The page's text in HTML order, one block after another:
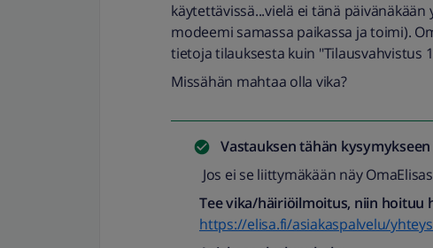
käytettävissä...vielä ei tänä
modeemi samassa paikassa ja toimi).
tietoja tilauksesta kuin "Tilausvahvistus
Missähän mahtaa olla vika?
Vastauksen tähän
Jos ei se liittymäkään näy
Tee vika/häiriöilmoitus, niin hoituu
https://elisa.fi/asiakaspalvelu/